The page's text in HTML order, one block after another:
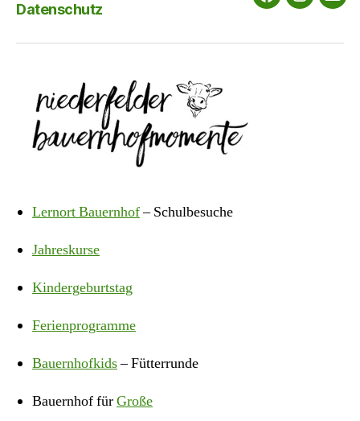
Datenschutz
FacebookE-
Lernort Bauernhof– Schulbesuche
Jahreskurse
Kindergeburtstag
Ferienprogramme
Bauernhofkids– Fütterrunde
Bauernhof fürGroße